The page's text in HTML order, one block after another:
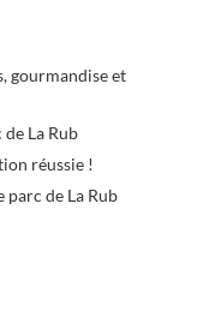
gourmandise et
La Rub
réussie !
parc de La Rub